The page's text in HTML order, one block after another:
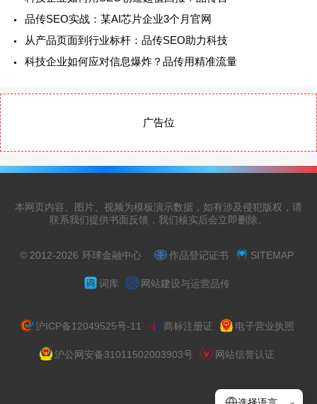
品传SEO实战：某AI芯片企业3个月官网
从产品页面到行业标杆：品传SEO助力科技
科技企业如何应对信息爆炸？品传用精准流量
广告位
本网页内容、图片、视频为模板演示数据，如有涉及侵犯版权，请
联系我们提供书面反馈，我们核实后会立即删除。
© 2012-2026 环球金融中心 作品登记证书 SITEMAP
词库 网站建设与运营品传
沪ICP备12049525号-11 商标注册证 电子营业执照
沪公网安备31011502003903号 网站信誉认证